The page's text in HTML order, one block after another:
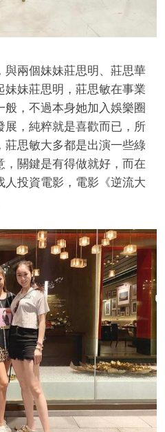
與兩個妹妹莊思明、莊思華
妹莊思明，莊思敏在事業
，不過本身她加入娛樂圈
展，純粹就是喜歡而已，所
莊思敏大多都是出演一些綠
關鍵是有得做就好，而在
投資電影，電影《逆流大